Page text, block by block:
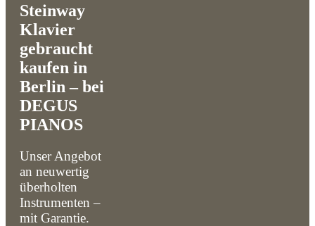
Steinway
Klavier
gebraucht
kaufen in
Berlin – bei
DEGUS
PIANOS
Unser Angebot
an neuwertig
überholten
Instrumenten –
mit Garantie.